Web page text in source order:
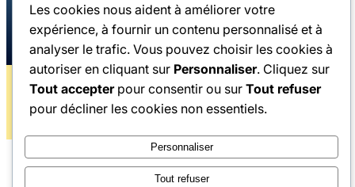
Facebook
Instagram
YouTube
Conditions
d’utilisattion
Mentions
légales
Tous droits réservés Frappe Dedans La
Vie © 2026 | Propulsé par Musipix.com
Les cookies nous aident à améliorer votre
expérience, à fournir un contenu personnalisé et à
analyser le trafic. Vous pouvez choisir les cookies à
autoriser en cliquant sur Personnaliser. Cliquez sur
Tout accepterpour consentir ou sur Tout refuser
pour décliner les cookies non essentiels.
Personnaliser
Tout refuser